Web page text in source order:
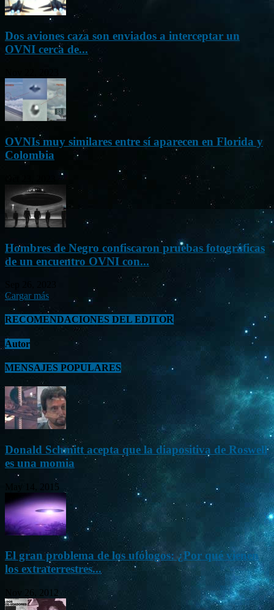
Dos aviones caza son enviados a interceptar un
OVNI cerca de...
OVNIs muy similares entre sí aparecen en Florida y
Colombia
Hombres de Negro confiscaron pruebas fotográficas
de un encuentro OVNI con...
Cargar más
RECOMENDACIONES DEL EDITOR
Autor
MENSAJES POPULARES
Donald Schmitt acepta que la diapositiva de Roswell
es una momia
May 14, 2015
El gran problema de los ufólogos: ¿Por qué vienen
los extraterrestres...
Nov 26, 2012